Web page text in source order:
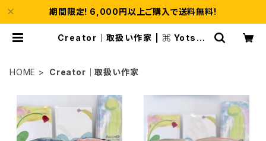
期間限定! 6,000円以上ご購入で送料無料!
Creator｜取扱い作家 | ⌘ Yotsub
HOME Creator｜取扱い作家